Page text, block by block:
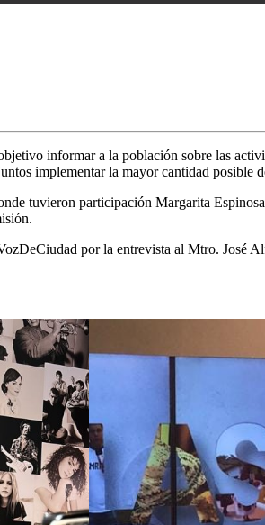
informar a la población sobre las
implementar la mayor cantidad posible
tuvieron participación Margarita
por la entrevista al Mtro. José